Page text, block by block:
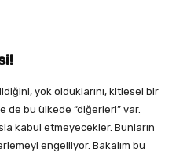
yok olduklarını, kitlesel bir
de bu ülkede “diğerleri” var.
kabul etmeyecekler. Bunların
engelliyor. Bakalım bu